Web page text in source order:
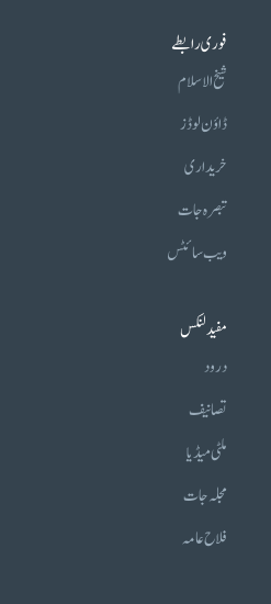
فوری رابطے
شیخ الاسلام
ڈاؤن لوڈز
خریداری
تبصرہ جات
ویب سائٹس
مفید لنکس
درود
تصانیف
ملٹی میڈیا
مجلہ جات
فلاح عامہ